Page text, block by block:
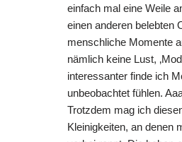
einfach mal eine Weile
einen anderen belebten
menschliche Momente
nämlich keine Lust,
interessanter finde ich
unbeobachtet fühlen.
Trotzdem mag ich
Kleinigkeiten, an denen